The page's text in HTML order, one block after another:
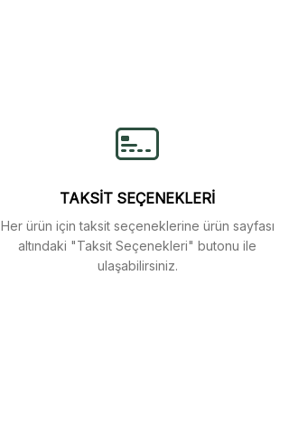
TAKSİT SEÇENEKLERİ
Her ürün için taksit seçeneklerine ürün sayfası
altındaki "Taksit Seçenekleri" butonu ile
ulaşabilirsiniz.